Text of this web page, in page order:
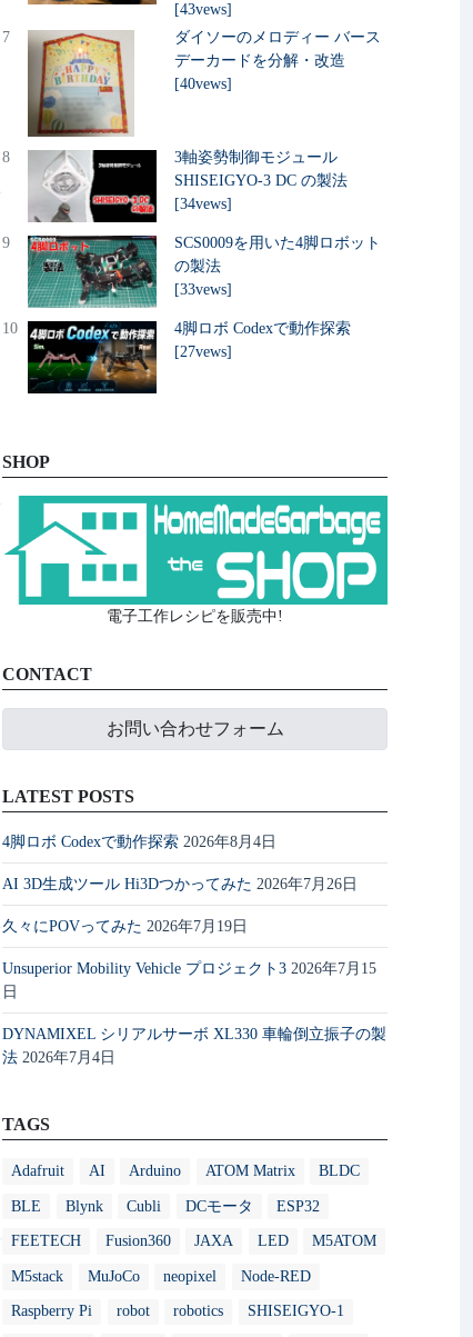
[43vews]
7
ダイソーのメロディー バース
デーカードを分解・改造
[40vews]
8
3軸姿勢制御モジュール
SHISEIGYO-3 DC の製法
[34vews]
9
SCS0009を用いた4脚ロボット
の製法
[33vews]
10
4脚ロボ Codexで動作探索
[27vews]
SHOP
電子工作レシピを販売中!
CONTACT
お問い合わせフォーム
LATEST POSTS
4脚ロボ Codexで動作探索 2026年8月4日
AI 3D生成ツール Hi3Dつかってみた 2026年7月26日
久々にPOVってみた 2026年7月19日
Unsuperior Mobility Vehicle プロジェクト3 2026年7月15
日
DYNAMIXEL シリアルサーボ XL330 車輪倒立振子の製
法 2026年7月4日
TAGS
Adafruit AI Arduino ATOM Matrix BLDC
BLE Blynk Cubli DCモータ ESP32
FEETECH Fusion360 JAXA LED M5ATOM
M5stack MuJoCo neopixel Node-RED
Raspberry Pi robot robotics SHISEIGYO-1